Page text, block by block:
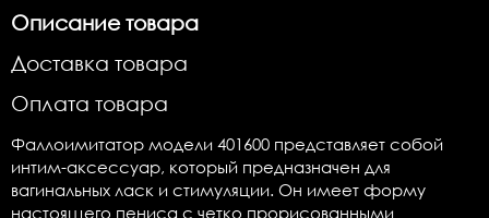
Описание товара
Доставка товара
Оплата товара
Фаллоимитатор модели 401600 представляет собой
интим-аксессуар, который предназначен для
вагинальных ласк и стимуляции. Он имеет форму
настоящего пениса с четко прорисованными